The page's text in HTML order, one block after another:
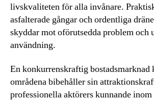
livskvaliteten för alla invånare.
asfalterade gångar och ordentliga
skyddar mot oförutsedda problem och
användning.
En konkurrenskraftig bostadsmarknad
områdena bibehåller sin
professionella aktörers kunnande